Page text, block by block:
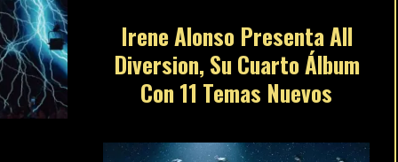
Irene Alonso Presenta All
Diversion, Su Cuarto Álbum
Con 11 Temas Nuevos